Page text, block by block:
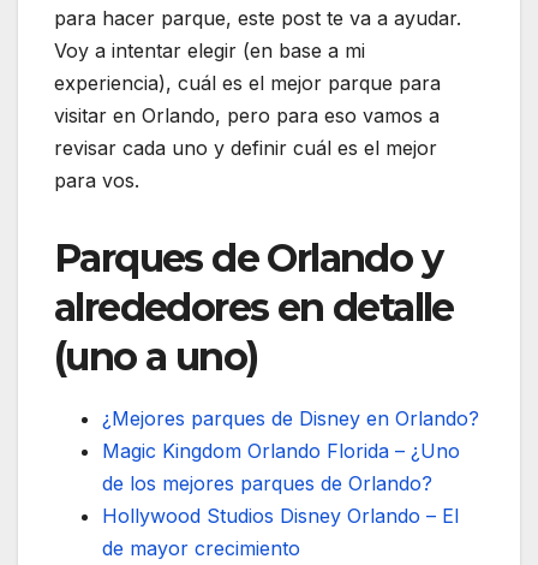
para hacer parque, este post te va a ayudar.
Voy a intentar elegir (en base a mi
experiencia), cuál es el mejor parque para
visitar en Orlando, pero para eso vamos a
revisar cada uno y definir cuál es el mejor
para vos.
Parques de Orlando y
alrededores en detalle
(uno a uno)
¿Mejores parques de Disney en Orlando?
Magic Kingdom Orlando Florida – ¿Uno
de los mejores parques de Orlando?
Hollywood Studios Disney Orlando – El
de mayor crecimiento